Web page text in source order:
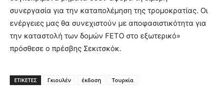
συνεργασία για την καταπολέμηση της τρομοκρατίας. Οι
ενέργειες μας θα συνεχιστούν με αποφασιστικότητα για
την καταστολή των δομών FETO στο εξωτερικό»
πρόσθεσε ο πρέσβης Σεκιτσκόκ.
ΕΤΙΚΕΤΕΣ Γκιουλέν έκδοση Τουρκία